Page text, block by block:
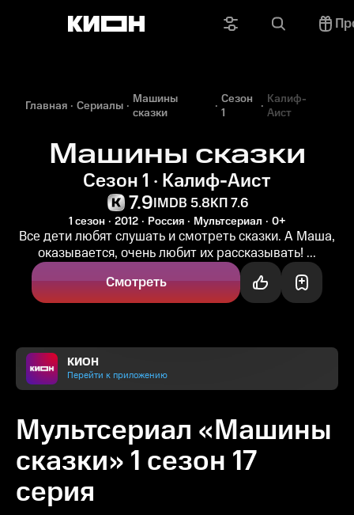
Главная Сериалы
Машины
сказки
Сезон
1
Калиф-
Аист
Машины сказки
Сезон 1 · Калиф-Аист
7.9IMDB 5.8КП 7.6
1 сезон 2012 Россия Мультсериал 0+
Все дети любят слушать и смотреть сказки. А Маша,
оказывается, очень любит их рассказывать! ...
Смотреть
КИОН
Перейти к приложению
Мультсериал «Машины
сказки» 1 сезон 17
серия